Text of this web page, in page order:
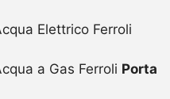
Elettrico Ferroli
a Gas Ferroli Porta